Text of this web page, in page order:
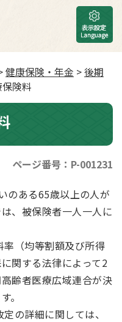
健康保険・年金 >後期
険料
ページ番号：P-001231
のある65歳以上の人が
、被保険者一人一人に
（均等割額及び所得
関する法律によって2
齢者医療広域連合が決
。
の詳細に関しては、